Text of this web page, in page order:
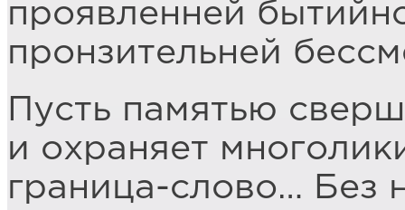
проявленней
пронзительней
Пусть памятью
и охраняет
граница-слово… Без